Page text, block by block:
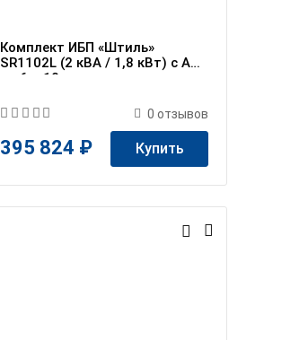
Комплект ИБП «Штиль»
SR1102L (2 кВА / 1,8 кВт) c АБ
на 6 ч 10 мин
0 отзывов
395 824 ₽ Купить